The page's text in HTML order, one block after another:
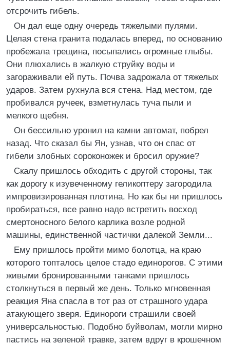
отсрочить гибель.
Он дал еще одну очередь тяжелыми пулями.
Целая стена гранита подалась вперед, по основанию
пробежала трещина, посыпались огромные глыбы.
Они плюхались в жалкую струйку воды и
загораживали ей путь. Почва задрожала от тяжелых
ударов. Затем рухнула вся стена. Над местом, где
пробивался ручеек, взметнулась туча пыли и
мелкого щебня.
Он бессильно уронил на камни автомат, побрел
назад. Что сказал бы Ян, узнав, что он спас от
гибели злобных сороконожек и бросил оружие?
Скалу пришлось обходить с другой стороны, так
как дорогу к изувеченному геликоптеру загородила
импровизированная плотина. Но как бы ни пришлось
пробираться, все равно надо встретить восход
смертоносного белого карлика возле родной
машины, единственной частички далекой Земли...
Ему пришлось пройти мимо болотца, на краю
которого топталось целое стадо единорогов. С этими
живыми бронированными танками пришлось
столкнуться в первый же день. Только мгновенная
реакция Яна спасла в тот раз от страшного удара
атакующего зверя. Единороги страшили своей
универсальностью. Подобно буйволам, могли мирно
пастись на зеленой травке, затем вдруг в крошечном